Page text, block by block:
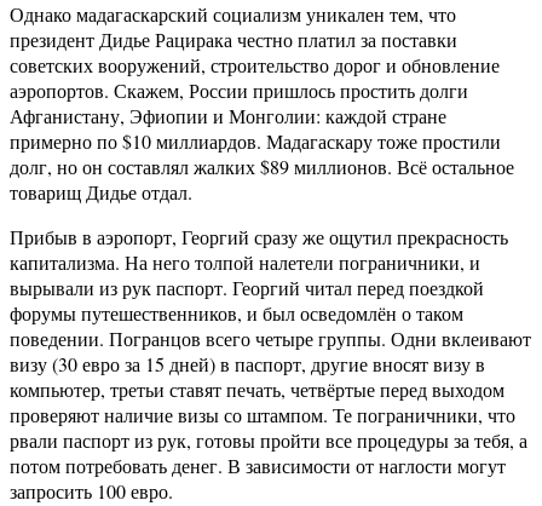
Однако мадагаскарский социализм уникален тем, что
президент Дидье Рацирака честно платил за поставки
советских вооружений, строительство дорог и обновление
аэропортов. Скажем, России пришлось простить долги
Афганистану, Эфиопии и Монголии: каждой стране
примерно по $10 миллиардов. Мадагаскару тоже простили
долг, но он составлял жалких $89 миллионов. Всё остальное
товарищ Дидье отдал.
Прибыв в аэропорт, Георгий сразу же ощутил прекрасность
капитализма. На него толпой налетели пограничники, и
вырывали из рук паспорт. Георгий читал перед поездкой
форумы путешественников, и был осведомлён о таком
поведении. Погранцов всего четыре группы. Одни вклеивают
визу (30 евро за 15 дней) в паспорт, другие вносят визу в
компьютер, третьи ставят печать, четвёртые перед выходом
проверяют наличие визы со штампом. Те пограничники, что
рвали паспорт из рук, готовы пройти все процедуры за тебя, а
потом потребовать денег. В зависимости от наглости могут
запросить 100 евро.